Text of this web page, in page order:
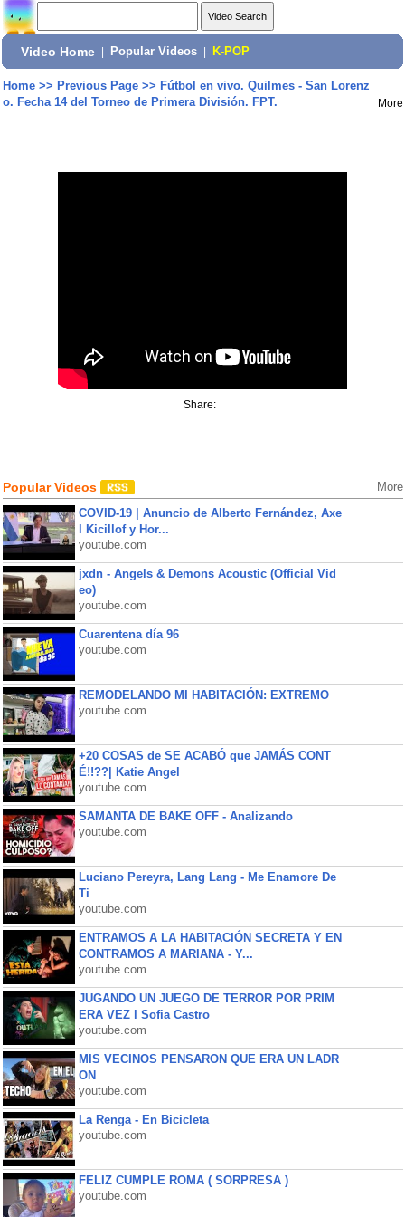
Video Home Popular Videos K-POP
Home>> Previous Page>> Fútbol en vivo. Quilmes - San Lorenz
o. Fecha 14 del Torneo de Primera División. FPT.
More
Share:
Popular Videos More
COVID-19 | Anuncio de Alberto Fernández, Axe
l Kicillof y Hor...
youtube.com
jxdn - Angels & Demons Acoustic (Official Vid
eo)
youtube.com
Cuarentena día 96
youtube.com
REMODELANDO MI HABITACIÓN: EXTREMO
youtube.com
+20 COSAS de SE ACABÓ que JAMÁS CONT
É!!??| Katie Angel
youtube.com
SAMANTA DE BAKE OFF - Analizando
youtube.com
Luciano Pereyra, Lang Lang - Me Enamore De
Ti
youtube.com
ENTRAMOS A LA HABITACIÓN SECRETA Y EN
CONTRAMOS A MARIANA - Y...
youtube.com
JUGANDO UN JUEGO DE TERROR POR PRIM
ERA VEZ l Sofia Castro
youtube.com
MIS VECINOS PENSARON QUE ERA UN LADR
ON
youtube.com
La Renga - En Bicicleta
youtube.com
FELIZ CUMPLE ROMA ( SORPRESA )
youtube.com